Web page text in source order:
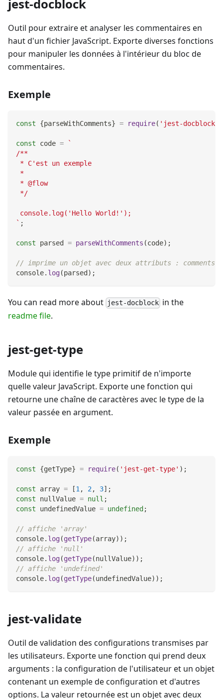
jest-docblock
Outil pour extraire et analyser les commentaires en
haut d'un fichier JavaScript. Exporte diverses fonctions
pour manipuler les données à l'intérieur du bloc de
commentaires.
Exemple
const {parseWithComments} = require( 'jest-docblock'
const code =
`
/**
* C'est un exemple
*
* @flow
*/
console.log('Hello World!');
` ;
const parsed = parseWithComments (code) ;
// imprime un objet avec deux attributs : comments
console. log(parsed ) ;
You can read more about jest-docblock in the
readme file.
jest-get-type
Module qui identifie le type primitif de n'importe
quelle valeur JavaScript. Exporte une fonction qui
retourne une chaîne de caractères avec le type de la
valeur passée en argument.
Exemple
const {getType} = require( 'jest-get-type' ) ;
const array = [1 , 2, 3] ;
const nullValue = null ;
const undefinedValue = undefined ;
// affiche 'array'
console. log(getType(array) ) ;
// affiche 'null'
console. log(getType(nullValue) ) ;
// affiche 'undefined'
console. log(getType(undefinedValue) ) ;
jest-validate
Outil de validation des configurations transmises par
les utilisateurs. Exporte une fonction qui prend deux
arguments : la configuration de l'utilisateur et un objet
contenant un exemple de configuration et d'autres
options. La valeur retournée est un objet avec deux